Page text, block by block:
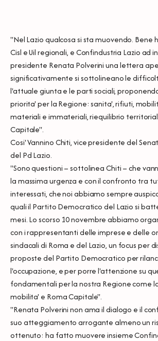
''Nel Lazio qualcosa si sta muovendo. Bene
Cisl e Uil regionali, e Confindustria Lazio ad
presidente Renata Polverini una lettera
significativamente si sottolineano le
l'attuale giunta e le parti sociali,
priorita' per la Regione: sanita', rifiuti,
materiali e immateriali, riequilibrio
Capitale''.
Cosi' Vannino Chiti, vice presidente del
del Pd Lazio.
''Sono questioni – sottolinea Chiti – che
la massima urgenza e con il confronto tra
interessati, che noi abbiamo sempre
quali il Partito Democratico del Lazio si
mesi. Lo scorso 10 novembre abbiamo
con i rappresentanti delle imprese e delle
sindacali di Roma e del Lazio, un focus per
proposte del Partito Democratico per
l'occupazione, e per porre l'attenzione su
fondamentali per la nostra Regione come
mobilita' e Roma Capitale''.
''Renata Polverini non ama il dialogo e il
suo atteggiamento arrogante almeno un
ottenuto: ha fatto muovere insieme